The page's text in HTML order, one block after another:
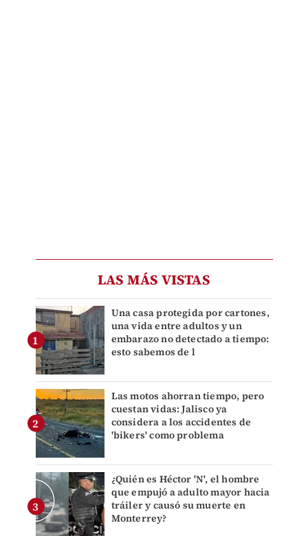
LAS MÁS VISTAS
Una casa protegida por cartones,
una vida entre adultos y un
embarazo no detectado a tiempo:
esto sabemos de l
Las motos ahorran tiempo, pero
cuestan vidas: Jalisco ya
considera a los accidentes de
'bikers' como problema
¿Quién es Héctor 'N', el hombre
que empujó a adulto mayor hacia
tráiler y causó su muerte en
Monterrey?